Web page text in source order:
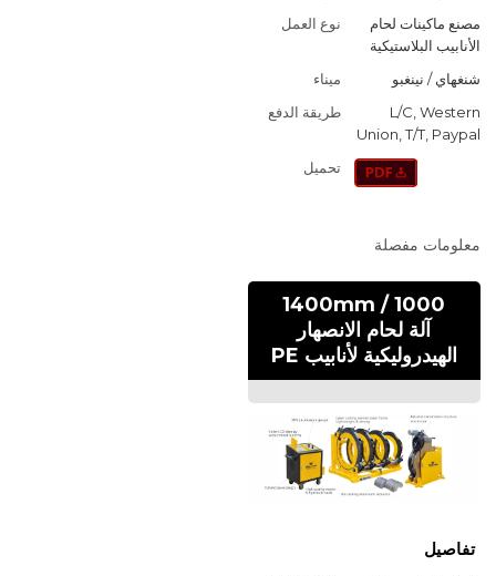
نوع العمل
مصنع ماكينات لحام
الأنابيب البلاستيكية
ميناء
شنغهاي / نينغبو
طريقة الدفع
L/C, Western
Union, T/T, Paypal
تحميل
معلومات مفصلة
1000 / 1400mm
آلة لحام الانصهار
الهيدروليكية لأنابيب PE
تفاصيل